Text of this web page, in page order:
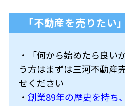
「不動産を売りたい
・「何から始めたら良い
う方はまずは三河不動産
せください
・ 創業89年の歴史を持ち